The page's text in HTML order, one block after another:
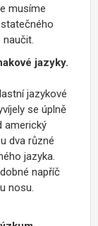
musíme
jazyky.
jazykové
se úplně
americký
dva různé
jazyka.
napříč
nosu.